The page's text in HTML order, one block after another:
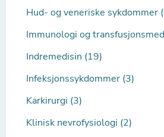
Hud- og veneriske sykdommer
Immunologi og
Indremedisin (19)
Infeksjonssykdommer (3)
Karkirurgi (3)
Klinisk nevrofysiologi (2)